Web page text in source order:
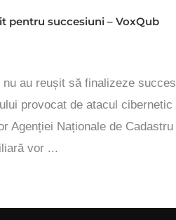
pentru succesiuni – VoxQub
nu au reușit să finalizeze
provocat de atacul cibernetic
Agenției Naționale de Cadastru
vor ...